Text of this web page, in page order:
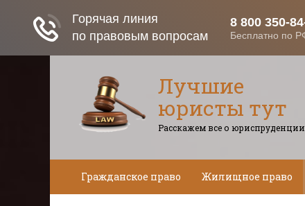
Лучшие
юристы тут
Расскажем все о юриспруденции
Гражданское право Жилищное право